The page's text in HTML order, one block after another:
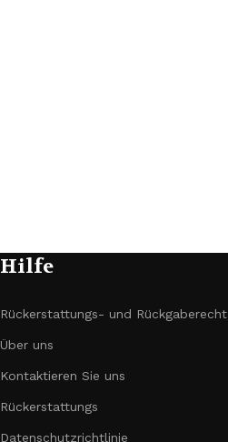
Hilfe
Rückerstattungs- und Rückgaberecht
Über uns
Kontaktieren Sie uns
Rückerstattungs
Datenschutzrichtlinie